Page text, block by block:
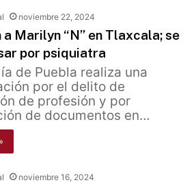
noviembre 22, 2024
a Marilyn “N” en Tlaxcala; se
por psiquiatra
de Puebla realiza una
por el delito de
de profesión y por
de documentos en…
noviembre 16, 2024